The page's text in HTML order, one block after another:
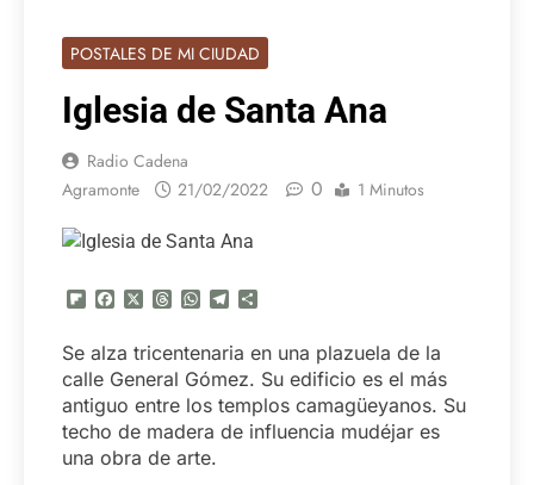
POSTALES DE MI CIUDAD
Iglesia de Santa Ana
Radio Cadena
Agramonte
21/02/2022 0 1 Minutos
Flipboard
FacebookThreadsWhatsApp
Telegram
Se alza tricentenaria en una plazuela de la
calle General Gómez. Su edificio es el más
antiguo entre los templos camagüeyanos. Su
techo de madera de influencia mudéjar es
una obra de arte.